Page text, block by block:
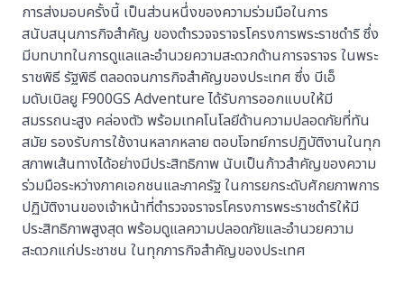
การส่งมอบครั้งนี้ เป็นส่วนหนึ่งของความร่วมมือในการ
สนับสนุนภารกิจสำคัญ ของตำรวจจราจรโครงการพระราชดำริ ซึ่ง
มีบทบาทในการดูแลและอำนวยความสะดวกด้านการจราจร ในพระ
ราชพิธี รัฐพิธี ตลอดจนภารกิจสำคัญของประเทศ ซึ่ง บีเอ็
มดับเบิลยู F900GS Adventure ได้รับการออกแบบให้มี
สมรรถนะสูง คล่องตัว พร้อมเทคโนโลยีด้านความปลอดภัยที่ทัน
สมัย รองรับการใช้งานหลากหลาย ตอบโจทย์การปฏิบัติงานในทุก
สภาพเส้นทางได้อย่างมีประสิทธิภาพ นับเป็นก้าวสำคัญของความ
ร่วมมือระหว่างภาคเอกชนและภาครัฐ ในการยกระดับศักยภาพการ
ปฏิบัติงานของเจ้าหน้าที่ตำรวจจราจรโครงการพระราชดำริให้มี
ประสิทธิภาพสูงสุด พร้อมดูแลความปลอดภัยและอำนวยความ
สะดวกแก่ประชาชน ในทุกภารกิจสำคัญของประเทศ